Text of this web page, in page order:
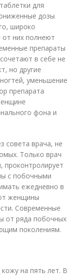
для
дозы
широко
них полнеют
препараты
в себе не
но другие
уменьшение
препарата
фона и
совета врача, не
Только врач
проконтролирует
с побочными
ежедневно в
женщины
Современные
от ряда побочных
поколениям.
на пять лет. В